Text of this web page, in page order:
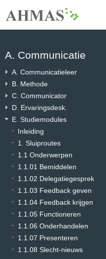
A. Communicatie
A. Communicatieleer
B. Methode
C. Communicator
D. Ervaringsdesk.
E. Studiemodules
Inleiding
1. Sluiproutes
1.1 Onderwerpen
1.1.01 Bemiddelen
1.1.02 Delegatiegesprek
1.1.03 Feedback geven
1.1.04 Feedback krijgen
1.1.05 Functioneren
1.1.06 Onderhandelen
1.1.07 Presenteren
1.1.08 Slecht-nieuws